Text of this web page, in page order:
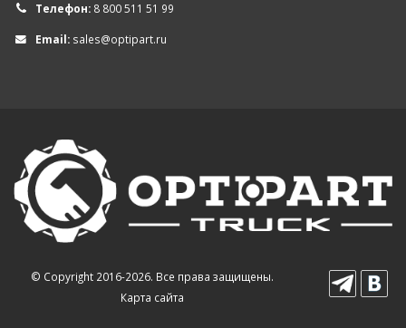
Телефон: 8 800 511 51 99
Email: sales@optipart.ru
© Copyright 2016-2026. Все права защищены.
Карта сайта